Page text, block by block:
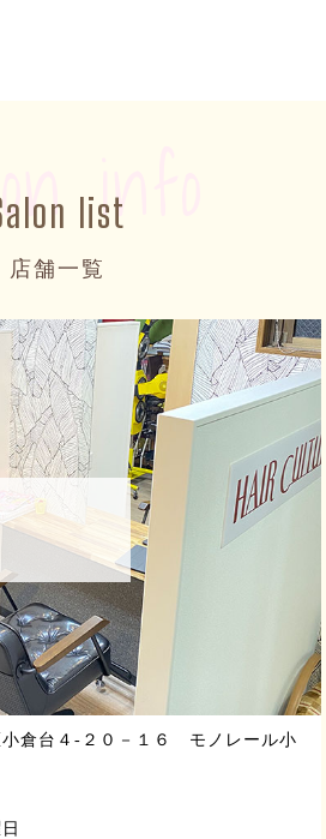
list
info
店舗一覧
小倉台４-２０－１６ モノレール小